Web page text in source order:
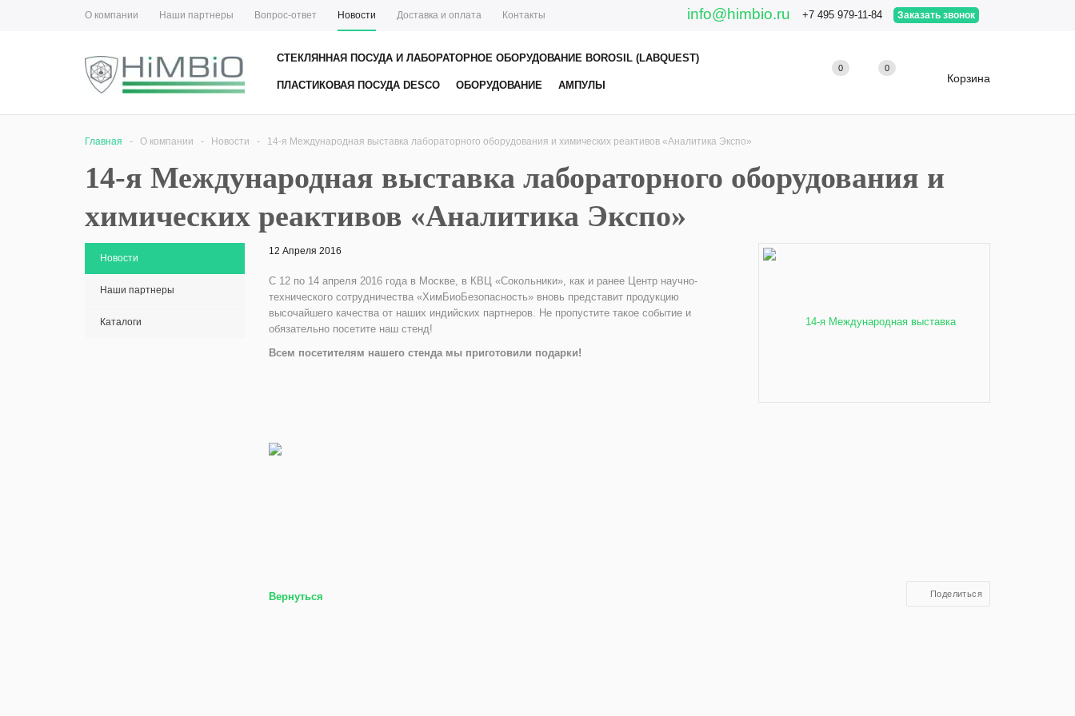
О компании Наши партнеры Вопрос-ответ Новости Доставка и оплата Контакты info@himbio.ru +7 495 979-11-84 Заказать звонок
СТЕКЛЯННАЯ ПОСУДА И ЛАБОРАТОРНОЕ ОБОРУДОВАНИЕ BOROSIL (LABQUEST)
ПЛАСТИКОВАЯ ПОСУДА DESCO ОБОРУДОВАНИЕ АМПУЛЫ
0 0
Корзина
Главная - О компании - Новости - 14-я Международная выставка лабораторного оборудования и химических реактивов «Аналитика Экспо»
14-я Международная выставка лабораторного оборудования и
химических реактивов «Аналитика Экспо»
Новости
Наши партнеры
Каталоги
12 Апреля 2016
С 12 по 14 апреля 2016 года в Москве, в КВЦ «Сокольники», как и ранее Центр научно-
технического сотрудничества «ХимБиоБезопасность» вновь представит продукцию
высочайшего качества от наших индийских партнеров. Не пропустите такое событие и
обязательно посетите наш стенд!
Всем посетителям нашего стенда мы приготовили подарки!
Вернуться Поделиться